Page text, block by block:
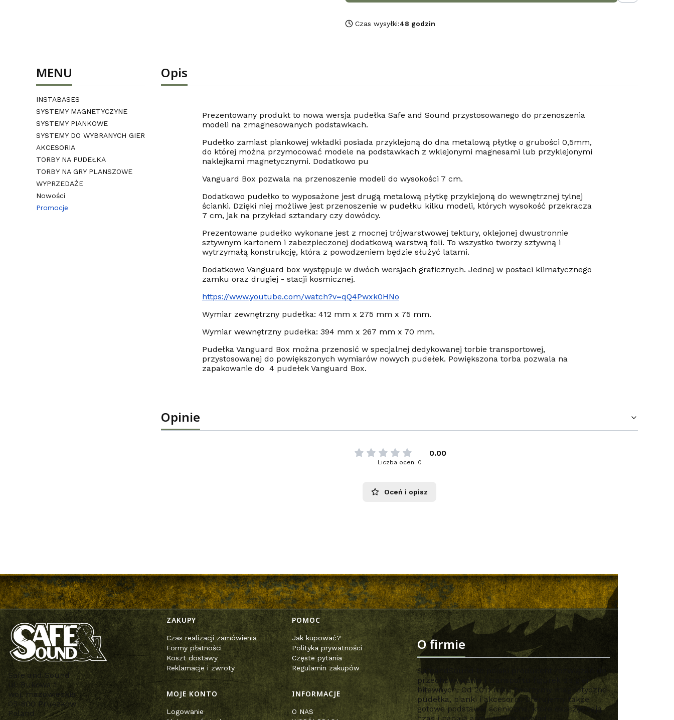
Czas wysyłki:48 godzin
MENU
INSTABASES
SYSTEMY MAGNETYCZYNE
SYSTEMY PIANKOWE
SYSTEMY DO WYBRANYCH GIER
AKCESORIA
TORBY NA PUDEŁKA
TORBY NA GRY PLANSZOWE
WYPRZEDAŻE
Nowości
Promocje
Opis
Prezentowany produkt to nowa wersja pudełka Safe and Sound przystosowanego do przenoszenia
modeli na zmagnesowanych podstawkach.
Pudełko zamiast piankowej wkładki posiada przyklejoną do dna metalową płytkę o grubości 0,5mm,
do której można przymocować modele na podstawkach z wklejonymi magnesami lub przyklejonymi
naklejkami magnetycznymi. Dodatkowo pu
Vanguard Box pozwala na przenoszenie modeli do wysokości 7 cm.
Dodatkowo pudełko to wyposażone jest drugą metalową płytkę przyklejoną do wewnętrznej tylnej
ścianki. Dzięki niej możliwe jest przenoszenie w pudełku kilku modeli, których wysokość przekracza
7 cm, jak na przykład sztandary czy dowódcy.
Prezentowane pudełko wykonane jest z mocnej trójwarstwowej tektury, oklejonej dwustronnie
sztywnym kartonem i zabezpieczonej dodatkową warstwą foli. To wszystko tworzy sztywną i
wytrzymałą konstrukcję, która z powodzeniem będzie służyć latami.
Dodatkowo Vanguard box występuje w dwóch wersjach graficznych. Jednej w postaci klimatycznego
zamku oraz drugiej - stacji kosmicznej.
https://www.youtube.com/watch?v=qQ4Pwxk0HNo
Wymiar zewnętrzny pudełka: 412 mm x 275 mm x 75 mm.
Wymiar wewnętrzny pudełka: 394 mm x 267 mm x 70 mm.
Pudełka Vanguard Box można przenosić w specjalnej dedykowanej torbie transportowej,
przystosowanej do powiększonych wymiarów nowych pudełek. Powiększona torba pozwala na
zapakowanie do 4 pudełek Vanguard Box.
Opinie
0.00
Liczba ocen: 0
Oceń i opisz
Safe and Sound
ul. Bukowa 1
woj. mazowieckie
05-800 Pruszków
Poland
Linki w stopce
ZAKUPY
Czas realizacji zamówienia
Formy płatności
Koszt dostawy
Reklamacje i zwroty
POMOC
Jak kupować?
Polityka prywatności
Częste pytania
Regulamin zakupów
MOJE KONTO
Logowanie
INFORMACJE
O NAS
O firmie
SafeandSound to polski producent rozwiązań do
przechowywania i transportu figurek do gier
bitewnych. Od 2011 roku tworzymy magnetyczne
pudełka, pianki i akcesoria. Oferujemy także
gotowe podstawki sceniczne, które oszczędzają